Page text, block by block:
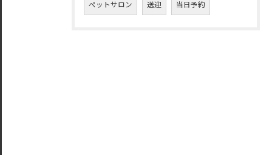
ペットサロン 送迎 当日予約